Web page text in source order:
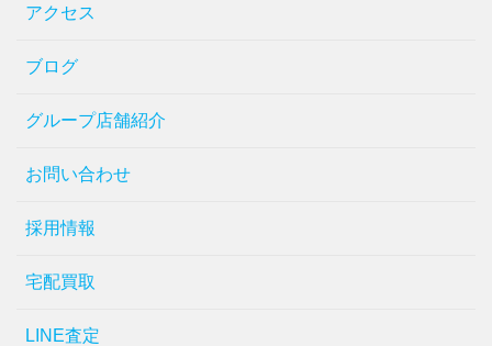
アクセス
ブログ
グループ店舗紹介
お問い合わせ
採用情報
宅配買取
LINE査定